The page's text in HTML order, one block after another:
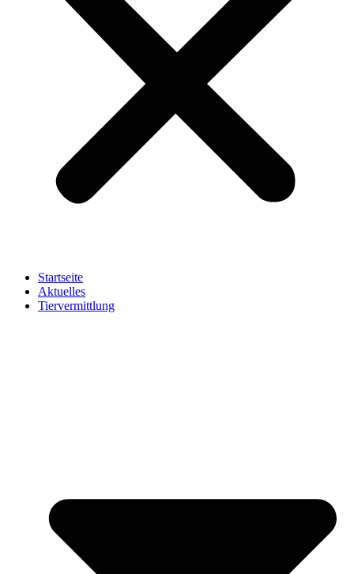
Startseite
Aktuelles
Tiervermittlung